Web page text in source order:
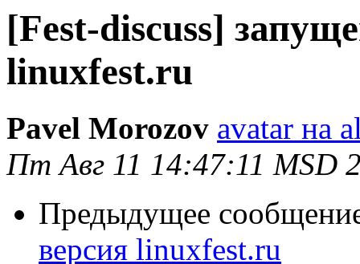
[Fest-discuss]
linuxfest.ru
Pavel Morozov avatar на
Пт Авг 11 14:47:11 MSD
Предыдущее
версия linuxfest.ru